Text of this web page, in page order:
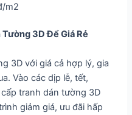
m2
3D Để Giá Rẻ
3D với giá cả hợp lý, gia
Vào các dịp lễ, tết,
tranh dán tường 3D
giảm giá, ưu đãi hấp